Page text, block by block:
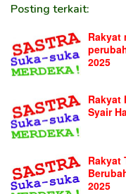
Posting terkait:
Rakyat
2025
Rakyat
Syair
Rakyat
2025